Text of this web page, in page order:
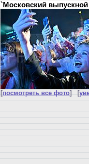
`Московский выпускной
[посмотреть все фото] [